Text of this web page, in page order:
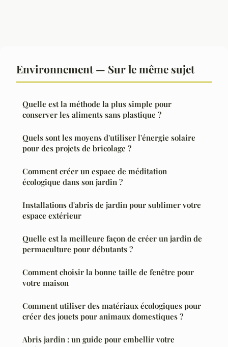
Environnement — Sur le même sujet
Quelle est la méthode la plus simple pour
conserver les aliments sans plastique ?
Quels sont les moyens d'utiliser l'énergie solaire
pour des projets de bricolage ?
Comment créer un espace de méditation
écologique dans son jardin ?
Installations d'abris de jardin pour sublimer votre
espace extérieur
Quelle est la meilleure façon de créer un jardin de
permaculture pour débutants ?
Comment choisir la bonne taille de fenêtre pour
votre maison
Comment utiliser des matériaux écologiques pour
créer des jouets pour animaux domestiques ?
Abris jardin : un guide pour embellir votre